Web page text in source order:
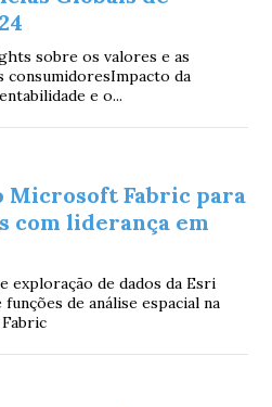
sobre os valores e as
consumidoresImpacto da
e o...
Microsoft Fabric para
com liderança em
exploração de dados da Esri
de análise espacial na